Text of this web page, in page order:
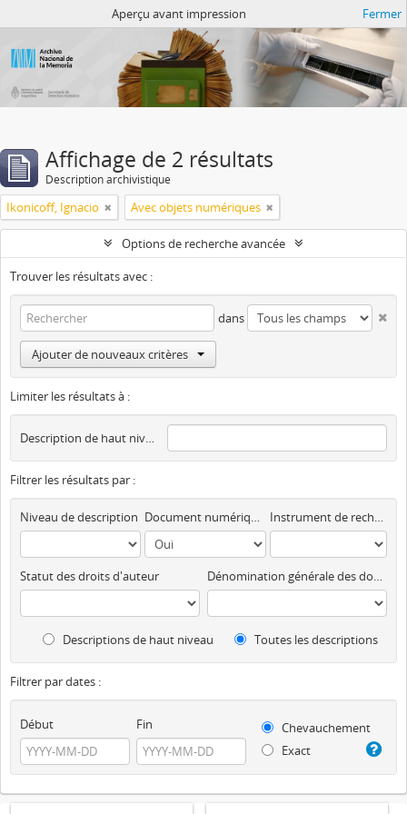
Aperçu avant impression Fermer
Affichage de 2 résultats
Description archivistique
Ikonicoff, Ignacio Avec objets numériques
Options de recherche avancée
Trouver les résultats avec :
dans
Ajouter de nouveaux critères
Limiter les résultats à :
Description de haut niveau
Filtrer les résultats par :
Niveau de description Document numérique disponible Instrument de recherche
Statut des droits d'auteur Dénomination générale des documents
Descriptions de haut niveau Toutes les descriptions
Filtrer par dates :
Début Fin
Chevauchement
Exact